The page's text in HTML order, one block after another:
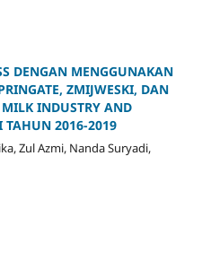
DENGAN MENGGUNAKAN
ZMIJWESKI, DAN
MILK INDUSTRY AND
TAHUN 2016-2019
Zul Azmi, Nanda Suryadi,